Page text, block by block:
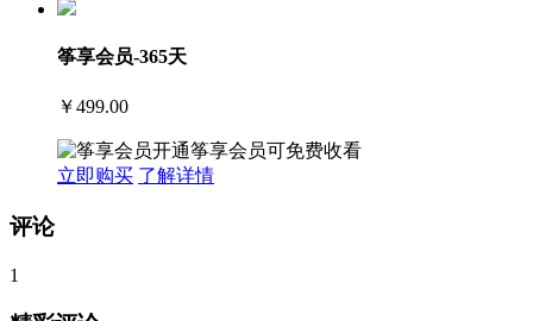
筝享会员-365天
￥499.00
开通筝享会员可免费收看
立即购买 了解详情
评论
1